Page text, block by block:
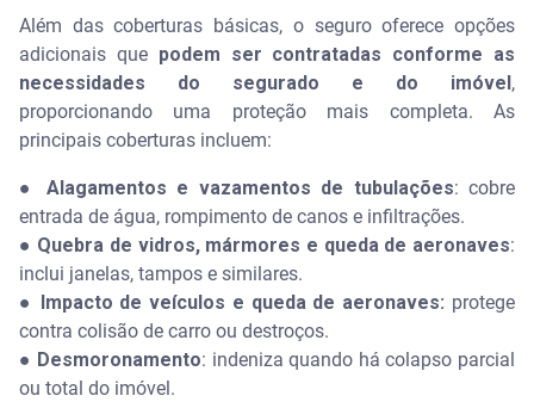
Além das coberturas básicas, o seguro oferece opções
adicionais que podem ser contratadas conforme as
necessidades do segurado e do imóvel ,
proporcionando uma proteção mais completa. As
principais coberturas incluem:
● Alagamentos e vazamentos de tubulações: cobre
entrada de água, rompimento de canos e infiltrações.
● Quebra de vidros, mármores e queda de aeronaves:
inclui janelas, tampos e similares.
●
Impacto de veículos e queda de aeronaves: protege
contra colisão de carro ou destroços.
● Desmoronamento: indeniza quando há colapso parcial
ou total do imóvel.